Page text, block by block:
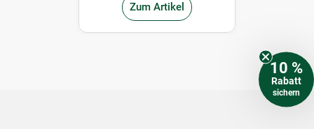
Zum Artikel
10 %
Rabatt
sichern